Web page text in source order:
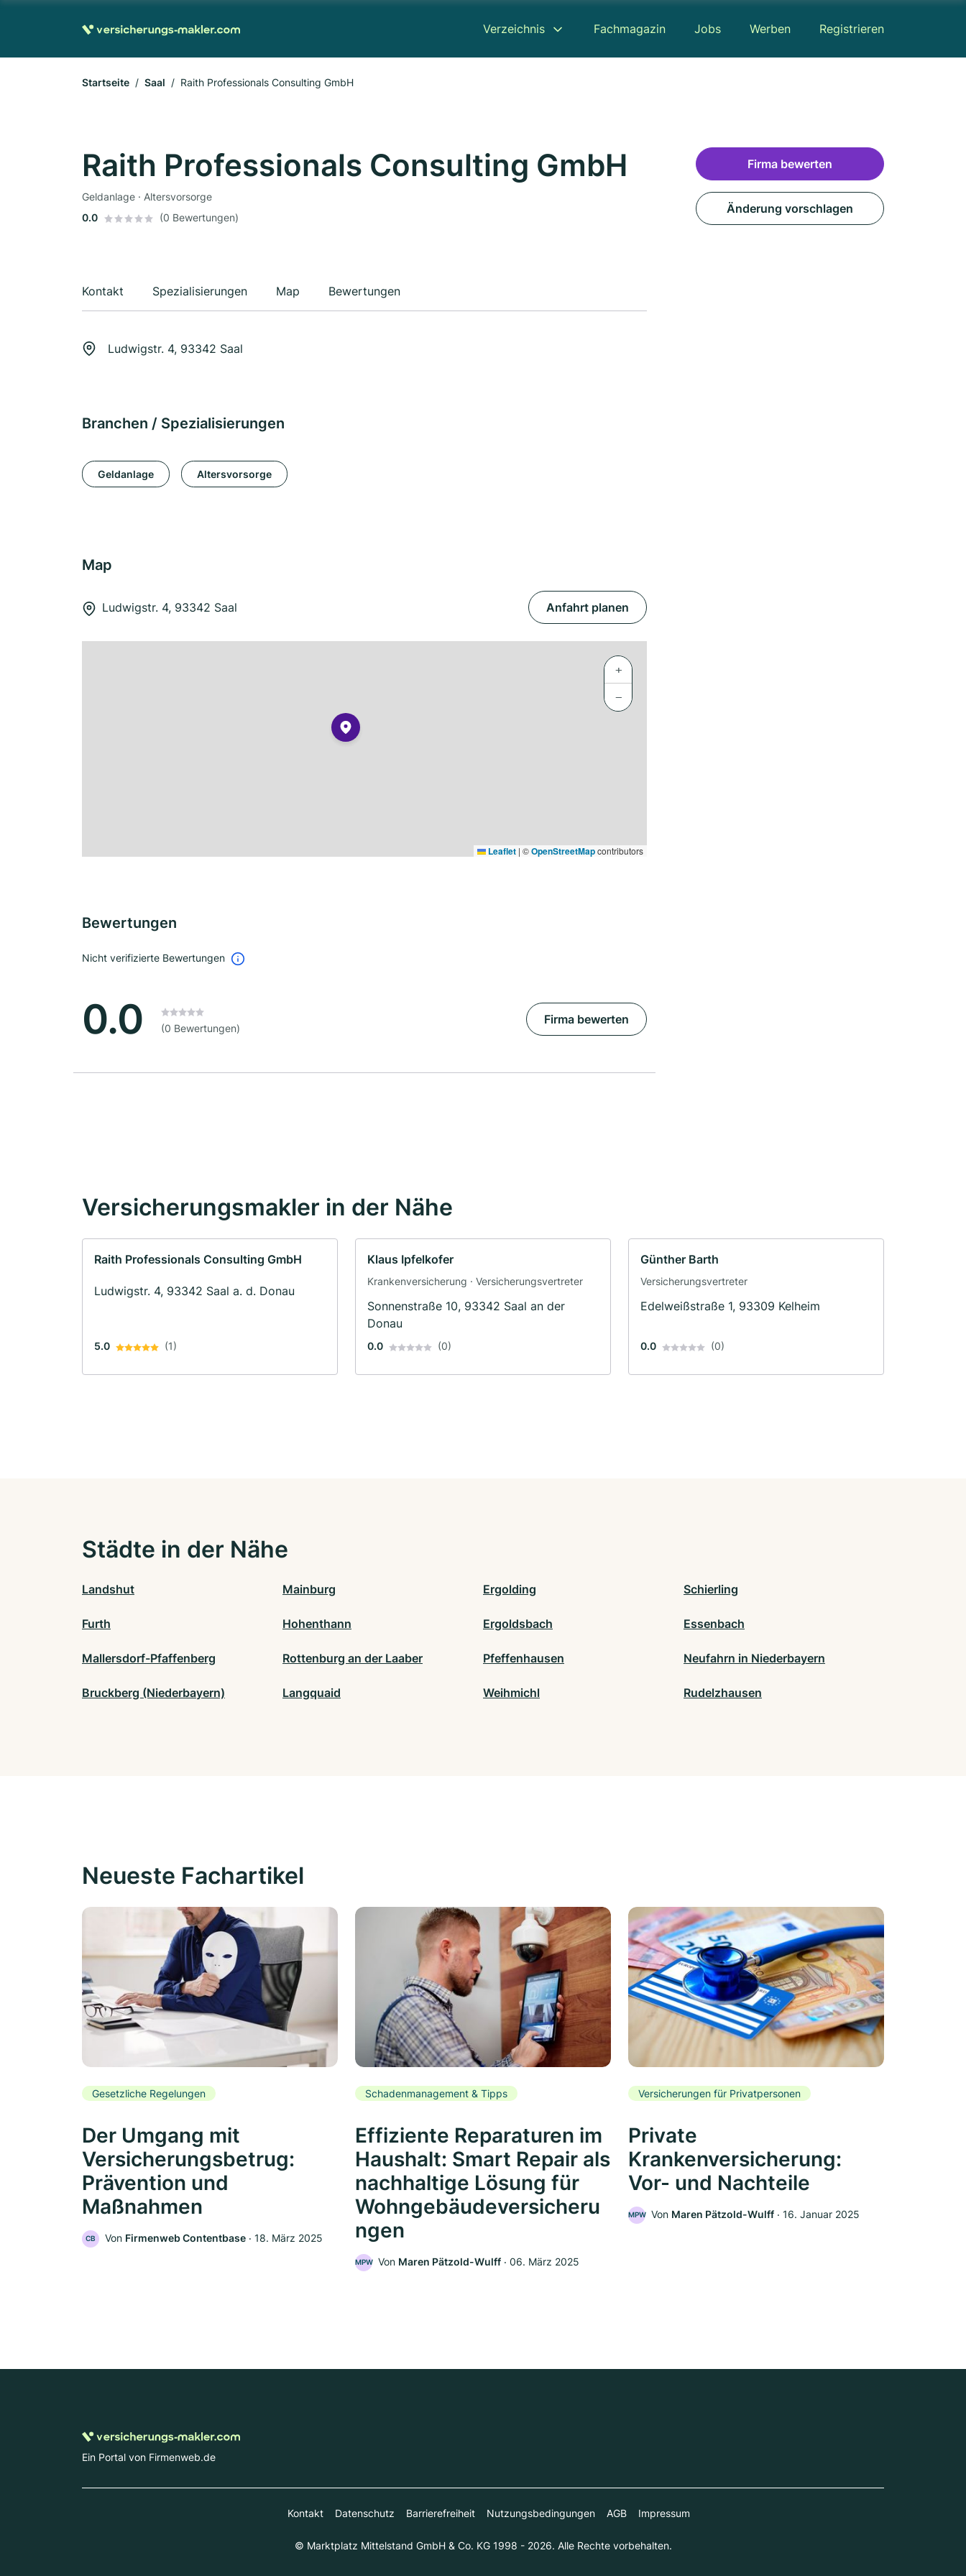
Verzeichnis Fachmagazin Jobs Werben Registrieren
Startseite Saal Raith Professionals Consulting GmbH
Raith Professionals Consulting GmbH
Geldanlage · Altersvorsorge
0.0
(0 Bewertungen)
Kontakt Spezialisierungen Map Bewertungen
Ludwigstr. 4, 93342 Saal
Branchen / Spezialisierungen
Geldanlage Altersvorsorge
Map
Ludwigstr. 4, 93342 Saal Anfahrt planen
+
−
Leaflet | ©OpenStreetMapcontributors
Bewertungen
Nicht verifizierte Bewertungen
0.0 (0 Bewertungen)
Firma bewerten
Firma bewerten
Änderung vorschlagen
Versicherungsmakler in der Nähe
Raith Professionals Consulting GmbH
Ludwigstr. 4, 93342 Saal a. d. Donau
5.0 (1)
Klaus Ipfelkofer
Krankenversicherung · Versicherungsvertreter
Sonnenstraße 10, 93342 Saal an der
Donau
0.0 (0)
Günther Barth
Versicherungsvertreter
Edelweißstraße 1, 93309 Kelheim
0.0 (0)
Städte in der Nähe
Landshut Mainburg Ergolding Schierling
Furth Hohenthann Ergoldsbach Essenbach
Mallersdorf-Pfaffenberg Rottenburg an der Laaber Pfeffenhausen Neufahrn in Niederbayern
Bruckberg (Niederbayern) Langquaid Weihmichl Rudelzhausen
Neueste Fachartikel
Gesetzliche Regelungen
Der Umgang mit
Versicherungsbetrug:
Prävention und
Maßnahmen
CB Von Firmenweb Contentbase ‧ 18. März 2025
Schadenmanagement & Tipps
Effiziente Reparaturen im
Haushalt: Smart Repair als
nachhaltige Lösung für
Wohngebäudeversicheru
ngen
MPW Von Maren Pätzold-Wulff ‧ 06. März 2025
Versicherungen für Privatpersonen
Private
Krankenversicherung:
Vor- und Nachteile
MPW Von Maren Pätzold-Wulff ‧ 16. Januar 2025
Ein Portal von Firmenweb.de
Kontakt Datenschutz Barrierefreiheit Nutzungsbedingungen AGB Impressum
© Marktplatz Mittelstand GmbH & Co. KG 1998 - 2026. Alle Rechte vorbehalten.